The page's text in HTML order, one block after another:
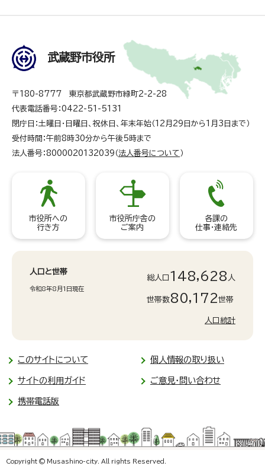
武蔵野市役所
〒180-8777 東京都武蔵野市緑町2-2-28
代表電話番号：0422-51-5131
閉庁日：土曜日・日曜日、祝休日、年末年始（12月29日から1月3日まで）
受付時間：午前8時30分から午後5時まで
法人番号：8000020132039（ 法人番号について ）
市役所への
行き方
市役所庁舎の
ご案内
各課の
仕事・連絡先
人口と世帯
令和8年8月1日現在
総人口 148,628 人
世帯数80,172世帯
人口統計
このサイトについて 個人情報の取り扱い
サイトの利用ガイド ご意見・問い合わせ
携帯電話版
Copyright © Musashino-city. All rights Reserved.